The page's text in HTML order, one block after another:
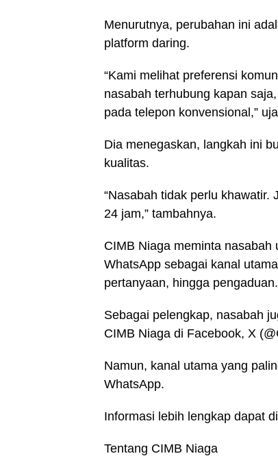
Menurutnya, perubahan ini
platform daring.
“Kami melihat preferensi
nasabah terhubung kapan
pada telepon konvensional,”
Dia menegaskan, langkah ini
kualitas.
“Nasabah tidak perlu
24 jam,” tambahnya.
CIMB Niaga meminta nasabah
WhatsApp sebagai kanal
pertanyaan, hingga pengaduan.
Sebagai pelengkap, nasabah
CIMB Niaga di Facebook, X
Namun, kanal utama yang
WhatsApp.
Informasi lebih lengkap dapat
Tentang CIMB Niaga